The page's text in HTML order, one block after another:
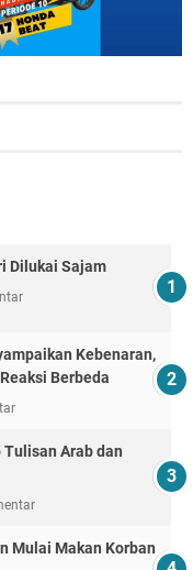
Dilukai Sajam
Kebenaran,
Berbeda
Arab dan
Mulai Makan Korban